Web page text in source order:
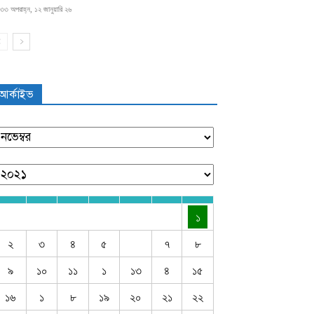
অপরাহ্ন, ১২ জানুয়ারি ২৬
১
২
৩ ৪ ৫ ৭
৮
৯
১০ ১১ ১ ১৩ ৪
১৫
১৬
১ ৮ ১৯ ২০ ২১ ২২